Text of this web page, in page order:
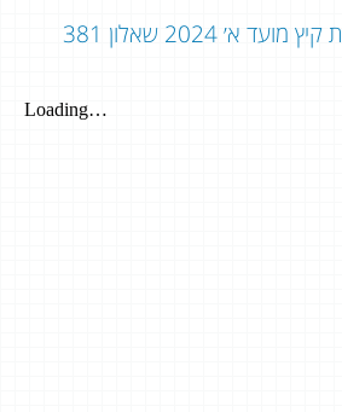
שאלה מספר 6 - בגרות קיץ מועד א׳ 2024 שאלון 381